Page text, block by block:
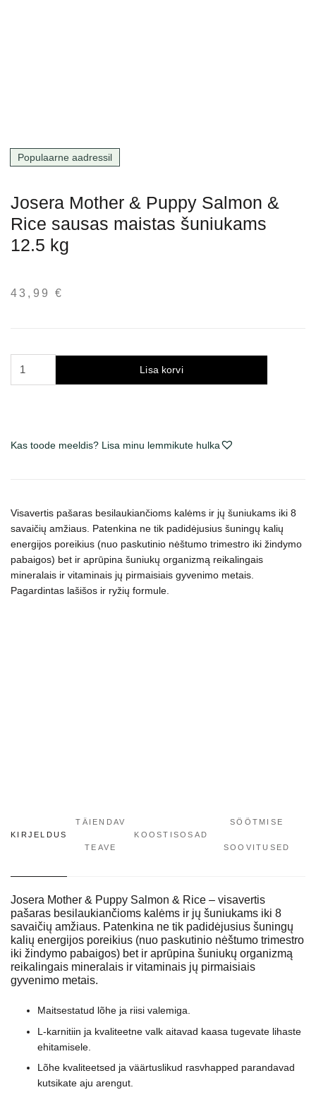
Populaarne aadressil
Josera Mother & Puppy Salmon &
Rice sausas maistas šuniukams
12.5 kg
43,99€
&
šuniukams
12.5
kg
kogus
Lisa korvi
Kas toode meeldis? Lisa minu lemmikute hulka
Visavertis pašaras besilaukiančioms kalėms ir jų šuniukams iki 8
savaičių amžiaus. Patenkina ne tik padidėjusius šuningų kalių
energijos poreikius (nuo paskutinio nėštumo trimestro iki žindymo
pabaigos) bet ir aprūpina šuniukų organizmą reikalingais
mineralais ir vitaminais jų pirmaisiais gyvenimo metais.
Pagardintas lašišos ir ryžių formule.
KIRJELDUS
TÄIENDAV
TEAVE
KOOSTISOSAD
SÖÖTMISE
SOOVITUSED
Josera Mother & Puppy Salmon & Rice – visavertis
pašaras besilaukiančioms kalėms ir jų šuniukams iki 8
savaičių amžiaus. Patenkina ne tik padidėjusius šuningų
kalių energijos poreikius (nuo paskutinio nėštumo trimestro
iki žindymo pabaigos) bet ir aprūpina šuniukų organizmą
reikalingais mineralais ir vitaminais jų pirmaisiais
gyvenimo metais.
Maitsestatud lõhe ja riisi valemiga.
L-karnitiin ja kvaliteetne valk aitavad kaasa tugevate lihaste
ehitamisele.
Lõhe kvaliteetsed ja väärtuslikud rasvhapped parandavad
kutsikate aju arengut.